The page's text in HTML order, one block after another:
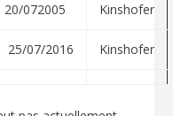
20/072005 Kinshofer
25/07/2016 Kinshofer